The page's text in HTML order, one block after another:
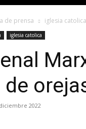
de prensa iglesia catolica
iglesia catolica
2022